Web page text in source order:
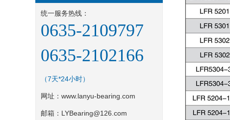
统一服务热线：
0635-2109797
0635-2102166
（7天*24小时）
网址： www.lanyu-bearing.com
邮箱：LYBearing@126.com